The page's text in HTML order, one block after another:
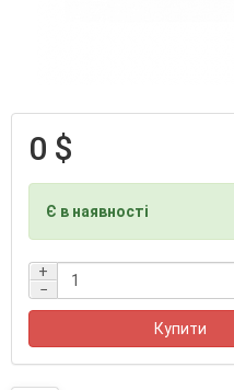
0 $
Є в наявності
+
−
Купити